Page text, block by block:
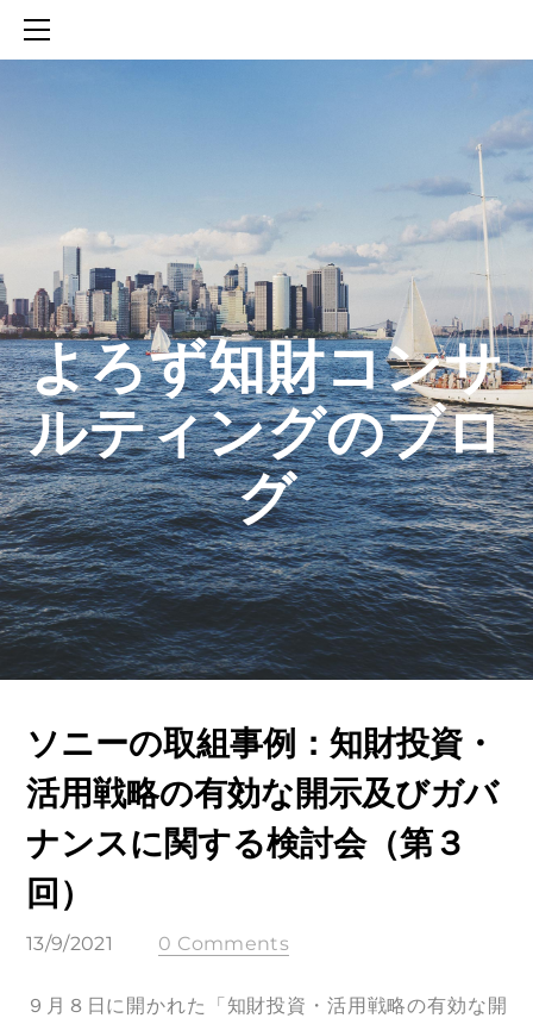
​よろず知財コンサ
ルティングのブロ
グ
ソニーの取組事例：知財投資・
活用戦略の有効な開示及びガバ
ナンスに関する検討会（第３
回）
13/9/2021 0 Comments
９月８日に開かれた「知財投資・活用戦略の有効な開
SERVICES
知財活動のROICへの貢献
生成AIを活用した知財戦略の策定方法
生成AIとの「壁打ち」で、新たな発明を創出する方法